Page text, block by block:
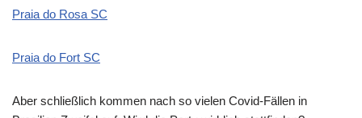
Praia do Rosa SC
Praia do Fort SC
Aber schließlich kommen nach so vielen Covid-Fällen in